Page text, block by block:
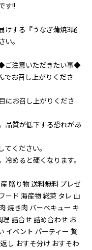
す!!
けする『うなぎ蒲焼3尾
い。
◆ご注意いただきたい事◆
でお召し上がりくださ
にお召し上がりくださ
品質が低下する恐れがあ
てください。
冷めると硬くなります。
贈り物 送料無料 プレゼ
ード 海産物 総菜 タレ 山
焼き肉 バーベキュー キ
理 詰合せ 詰め合わせ お
イベント パーティー 贅
し おすそ分け おすそわ